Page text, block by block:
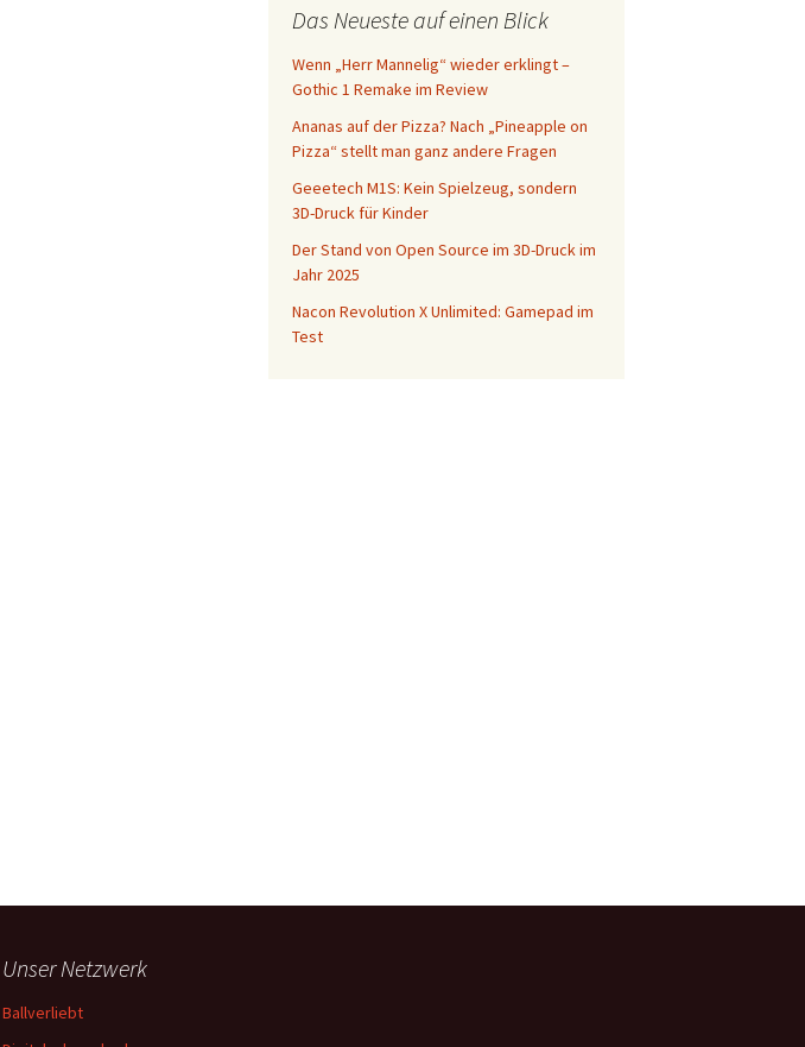
Das Neueste auf einen Blick
Wenn „Herr Mannelig“ wieder erklingt –
Gothic 1 Remake im Review
Ananas auf der Pizza? Nach „Pineapple on
Pizza“ stellt man ganz andere Fragen
Geeetech M1S: Kein Spielzeug, sondern
3D-Druck für Kinder
Der Stand von Open Source im 3D-Druck im
Jahr 2025
Nacon Revolution X Unlimited: Gamepad im
Test
Unser Netzwerk
Ballverliebt